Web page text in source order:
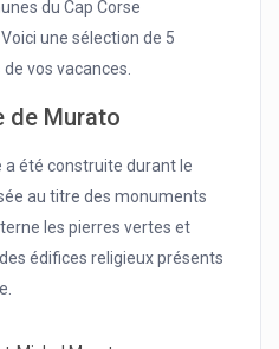
du Cap Corse
une sélection de 5
vos vacances.
de Murato
été construite durant le
au titre des monuments
les pierres vertes et
édifices religieux présents